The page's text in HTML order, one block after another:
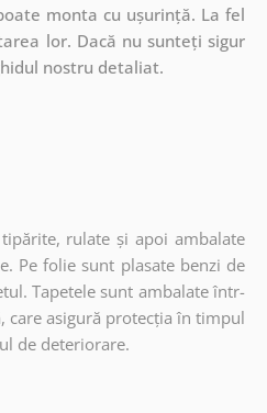
monta cu ușurință. La fel
lor. Dacă nu sunteți sigur
nostru detaliat.
rulate și apoi ambalate
Pe folie sunt plasate benzi de
Tapetele sunt ambalate într-
care asigură protecția în timpul
de deteriorare.